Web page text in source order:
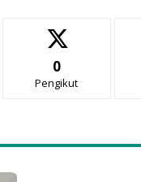
0
Pengikut